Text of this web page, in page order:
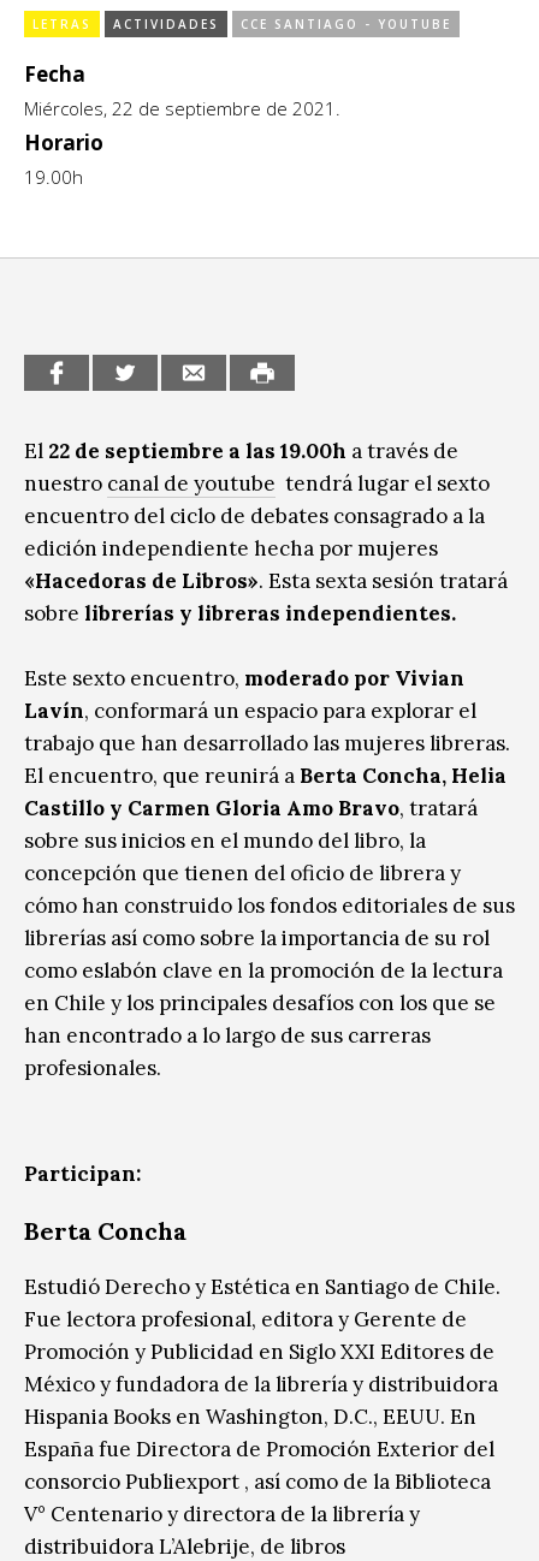
Sitios de interés
Escénicas
Formación
Infantil / Juvenil
Música / Sonido
Radio / Podcast
LETRAS ACTIVIDADES CCE SANTIAGO - YOUTUBE
Fecha
Miércoles, 22 de septiembre de 2021.
Horario
19.00h
El 22 de septiembre a las 19.00h a través de
nuestro canal de youtube tendrá lugar el sexto
encuentro del ciclo de debates consagrado a la
edición independiente hecha por mujeres
«Hacedoras de Libros». Esta sexta sesión tratará
sobre librerías y libreras independientes.
Este sexto encuentro, moderado por Vivian
Lavín, conformará un espacio para explorar el
trabajo que han desarrollado las mujeres libreras.
El encuentro, que reunirá a Berta Concha, Helia
Castillo y Carmen Gloria Amo Bravo, tratará
sobre sus inicios en el mundo del libro, la
concepción que tienen del oficio de librera y
cómo han construido los fondos editoriales de sus
librerías así como sobre la importancia de su rol
como eslabón clave en la promoción de la lectura
en Chile y los principales desafíos con los que se
han encontrado a lo largo de sus carreras
profesionales.
Participan:
Berta Concha
Estudió Derecho y Estética en Santiago de Chile.
Fue lectora profesional, editora y Gerente de
Promoción y Publicidad en Siglo XXI Editores de
México y fundadora de la librería y distribuidora
Hispania Books en Washington, D.C., EEUU. En
España fue Directora de Promoción Exterior del
consorcio Publiexport , así como de la Biblioteca
V° Centenario y directora de la librería y
distribuidora L’Alebrije, de libros